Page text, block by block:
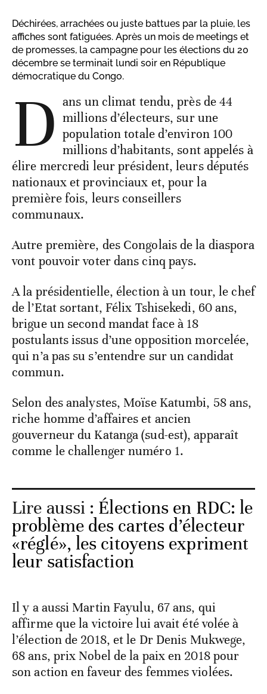
Déchirées, arrachées ou juste battues par la pluie, les
affiches sont fatiguées. Après un mois de meetings et
de promesses, la campagne pour les élections du 20
décembre se terminait lundi soir en République
démocratique du Congo.
D ans un climat tendu, près de 44
millions d’électeurs, sur une
population totale d’environ 100
millions d’habitants, sont appelés à
élire mercredi leur président, leurs députés
nationaux et provinciaux et, pour la
première fois, leurs conseillers
communaux.
Autre première, des Congolais de la diaspora
vont pouvoir voter dans cinq pays.
A la présidentielle, élection à un tour, le chef
de l’Etat sortant, Félix Tshisekedi, 60 ans,
brigue un second mandat face à 18
postulants issus d’une opposition morcelée,
qui n’a pas su s’entendre sur un candidat
commun.
Selon des analystes, Moïse Katumbi, 58 ans,
riche homme d’affaires et ancien
gouverneur du Katanga (sud-est), apparaît
comme le challenger numéro 1.
Lire aussi : Élections en RDC: le
problème des cartes d’électeur
«réglé», les citoyens expriment
leur satisfaction
Il y a aussi Martin Fayulu, 67 ans, qui
affirme que la victoire lui avait été volée à
l’élection de 2018, et le Dr Denis Mukwege,
68 ans, prix Nobel de la paix en 2018 pour
son action en faveur des femmes violées.